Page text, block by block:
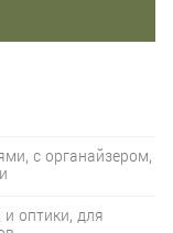
с органайзером,
оптики, для